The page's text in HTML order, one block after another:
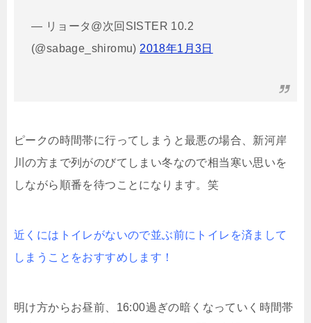
— リョータ@次回SISTER 10.2
(@sabage_shiromu) 2018年1月3日
ピークの時間帯に行ってしまうと最悪の場合、新河岸
川の方まで列がのびてしまい冬なので相当寒い思いを
しながら順番を待つことになります。笑
近くにはトイレがないので並ぶ前にトイレを済まして
しまうことをおすすめします！
明け方からお昼前、16:00過ぎの暗くなっていく時間帯